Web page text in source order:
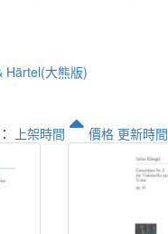
Härtel(大熊版)
上架時間 價格 更新時間